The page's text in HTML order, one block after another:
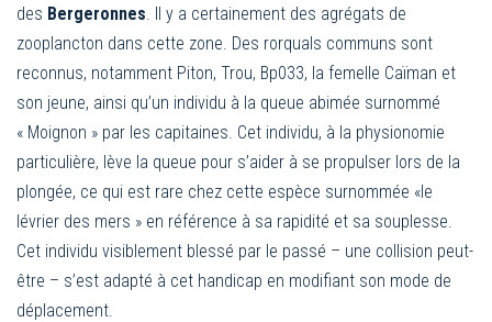
des Bergeronnes . Il y a certainement des agrégats de
zooplancton dans cette zone. Des rorquals communs sont
reconnus, notamment Piton, Trou, Bp033, la femelle Caïman et
son jeune, ainsi qu’un individu à la queue abimée surnommé
« Moignon » par les capitaines. Cet individu, à la physionomie
particulière, lève la queue pour s’aider à se propulser lors de la
plongée, ce qui est rare chez cette espèce surnommée «le
lévrier des mers » en référence à sa rapidité et sa souplesse.
Cet individu visiblement blessé par le passé – une collision peut-
être – s’est adapté à cet handicap en modifiant son mode de
déplacement.